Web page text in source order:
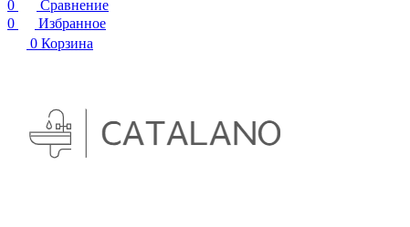
0
Сравнение
0
Избранное
0 Корзина